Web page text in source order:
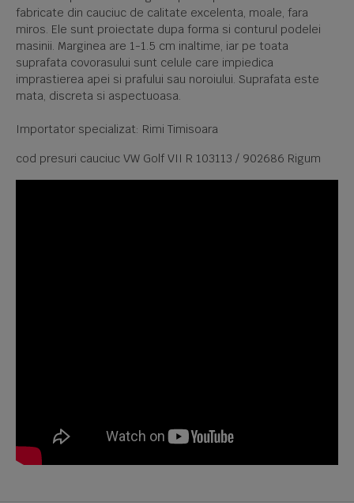
fabricate din cauciuc de calitate excelenta, moale, fara
miros. Ele sunt proiectate dupa forma si conturul podelei
masinii. Marginea are 1-1.5 cm inaltime, iar pe toata
suprafata covorasului sunt celule care impiedica
imprastierea apei si prafului sau noroiului. Suprafata este
mata, discreta si aspectuoasa.
Importator specializat: Rimi Timisoara
cod presuri cauciuc VW Golf VII R 103113 / 902686 Rigum